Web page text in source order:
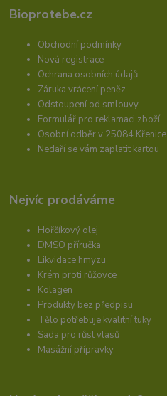
Bioprotebe.cz
Obchodní podmínky
Nová registrace
Ochrana osobních údajů
Záruka vrácení peněz
Odstoupení od smlouvy
Formulář pro reklamaci zboží
Osobní odběr v 25084 Křenice
Nedaří se vám zaplatit kartou
Nejvíc prodáváme
Hořčíkový olej
DMSO příručka
Likvidace hmyzu
Krém proti růžovce
Kolagen
Produkty bez předpisu
Tělo potřebuje kvalitní tuky
Sada pro růst vlasů
Masážní přípravky